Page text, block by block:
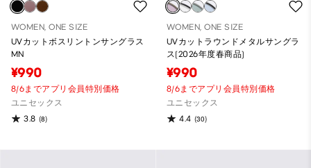
WOMEN, ONE SIZE
UVカットボスリントンサングラス
MN
¥990
8/6までアプリ会員特別価格
ユニセックス
3.8 (8)
WOMEN, ONE SIZE
UVカットラウンドメタルサングラ
ス(2026年度春商品)
¥990
8/6までアプリ会員特別価格
ユニセックス
4.4 (30)